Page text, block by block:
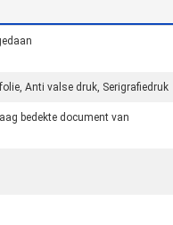
Anti valse druk, Serigrafiedruk
bedekte document van